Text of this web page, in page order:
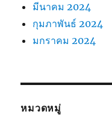
มีนาคม 2024
กุมภาพันธ์ 2024
มกราคม 2024
หมวดหมู่